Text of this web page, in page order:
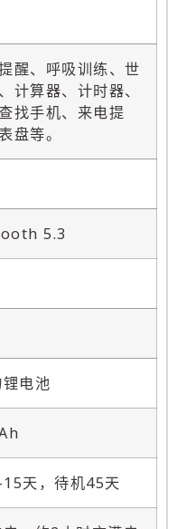
醒、呼吸训练、世
计算器、计时器、
找手机、来电提
盘等。
5.3
电池
天，待机45天